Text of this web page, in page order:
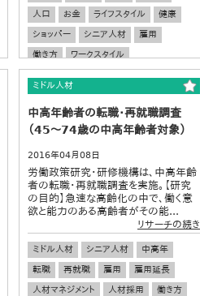
人口
お金 ライフスタイル
健康
ショッパー
シニア人材
雇用
働き方
ワークスタイル
ミドル人材
中高年齢者の転職・再就職調査
（45～74歳の中高年齢者対象）
2016年04月08日
労働政策研究・研修機構は、中高年齢
者の転職・再就職調査を実施。【研究
の目的】急速な高齢化の中で、働く意
欲と能力のある高齢者がその能...
リサーチの続き
ミドル人材 シニア人材
中高年
転職
再就職 雇用
雇用延長
人材マネジメント
人材採用 働き方